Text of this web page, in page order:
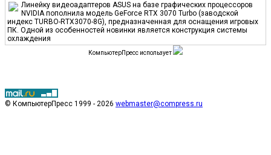
Линейку видеоадаптеров ASUS на базе графических процессоров
NVIDIA пополнила модель GeForce RTX 3070 Turbo (заводской
индекс TURBO-RTX3070-8G), предназначенная для оснащения игровых
ПК. Одной из особенностей новинки является конструкция системы
охлаждения
КомпьютерПресс использует
© КомпьютерПресс 1999 - 2026 webmaster@compress.ru